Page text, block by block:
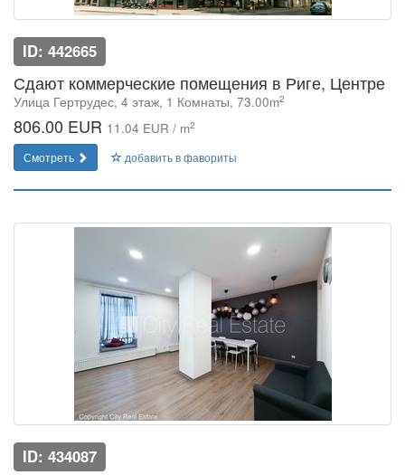
ID: 442665
Сдают коммерческие помещения в Риге, Центре
Улица Гертрудес, 4 этаж, 1 Комнаты, 73.00m2
806.00 EUR 11.04 EUR / m2
Смотреть добавить в фавориты
ID: 434087